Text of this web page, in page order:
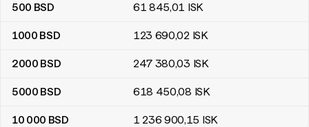
500 BSD 61 845,01 ISK
1000 BSD 123 690,02 ISK
2000 BSD 247 380,03 ISK
5000 BSD 618 450,08 ISK
10 000 BSD 1 236 900,15 ISK